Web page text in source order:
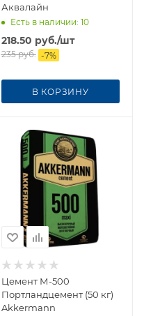
Аквалайн
Есть в наличии: 10
218.50 руб./шт
235руб. -7%
В КОРЗИНУ
Цемент М-500
Портландцемент (50 кг)
Akkermann